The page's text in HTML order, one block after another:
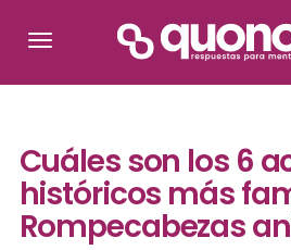
Cuáles son los 6
históricos más
Rompecabezas